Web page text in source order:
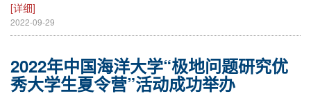
[详细]
2022-09-29
2022年中国海洋大学“极地问题研究优
秀大学生夏令营”活动成功举办